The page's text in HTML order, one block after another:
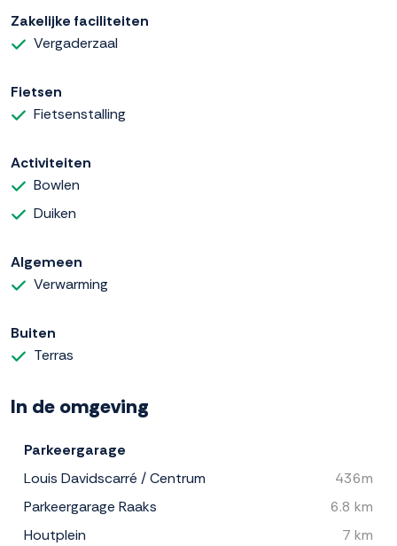
Zakelijke faciliteiten
Vergaderzaal
Fietsen
Fietsenstalling
Activiteiten
Bowlen
Duiken
Algemeen
Verwarming
Buiten
Terras
In de omgeving
Parkeergarage
Louis Davidscarré / Centrum
436m
Parkeergarage Raaks
6.8 km
Houtplein
7 km